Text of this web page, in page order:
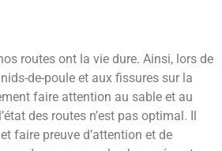
routes ont la vie dure. Ainsi, lors de
de-poule et aux fissures sur la
faire attention au sable et au
des routes n’est pas optimal. Il
faire preuve d’attention et de